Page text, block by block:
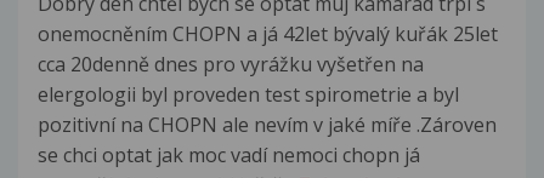
onemocněním CHOPN a já 42let bývalý kuřák 25let
cca 20denně dnes pro vyrážku vyšetřen na
elergologii byl proveden test spirometrie a byl
pozitivní na CHOPN ale nevím v jaké míře .Zároven
se chci optat jak moc vadí nemoci chopn já